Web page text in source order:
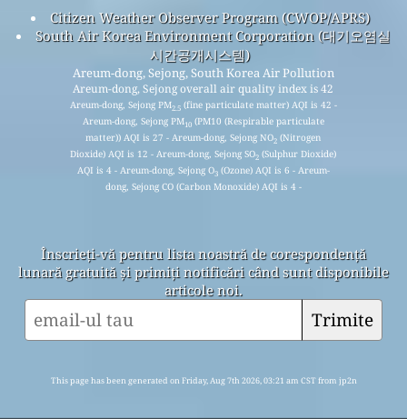
Citizen Weather Observer Program (CWOP/APRS)
South Air Korea Environment Corporation (대기오염실
시간공개시스템)
Areum-dong, Sejong, South Korea Air Pollution
Areum-dong, Sejong overall air quality index is 42
Areum-dong, Sejong PM2.5(fine particulate matter) AQI is 42 -
Areum-dong, Sejong PM10(PM10 (Respirable particulate
matter)) AQI is 27 - Areum-dong, Sejong NO2 (Nitrogen
Dioxide) AQI is 12 - Areum-dong, Sejong SO2 (Sulphur Dioxide)
AQI is 4 - Areum-dong, Sejong O3(Ozone) AQI is 6 - Areum-
dong, Sejong CO (Carbon Monoxide) AQI is 4 -
Înscrieți-vă pentru lista noastră de corespondență
lunară gratuită și primiți notificări când sunt disponibile
articole noi.
Trimite
This page has been generated on Friday, Aug 7th 2026, 03:21 am CST from jp2n